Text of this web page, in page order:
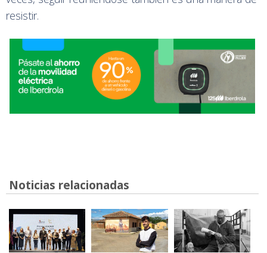
resistir.
Noticias relacionadas